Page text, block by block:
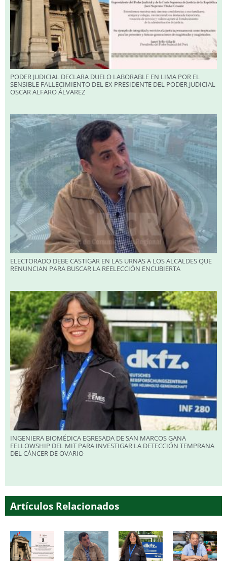
PODER JUDICIAL DECLARA DUELO LABORABLE EN LIMA POR EL
SENSIBLE FALLECIMIENTO DEL EX PRESIDENTE DEL PODER JUDICIAL
OSCAR ALFARO ÁLVAREZ
ELECTORADO DEBE CASTIGAR EN LAS URNAS A LOS ALCALDES QUE
RENUNCIAN PARA BUSCAR LA REELECCIÓN ENCUBIERTA
INGENIERA BIOMÉDICA EGRESADA DE SAN MARCOS GANA
FELLOWSHIP DEL MIT PARA INVESTIGAR LA DETECCIÓN TEMPRANA
DEL CÁNCER DE OVARIO
Artículos Relacionados